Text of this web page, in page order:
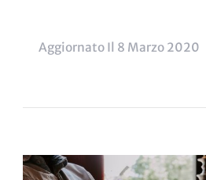
Aggiornato Il 8 Marzo 2020